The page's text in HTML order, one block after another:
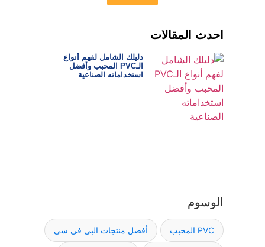
احدث المقالات
دليلك الشامل لفهم أنواع
الـPVC المحبب وأفضل
استخداماته الصناعية
الوسوم
PVC المحبب أفضل منتجات البي في سي